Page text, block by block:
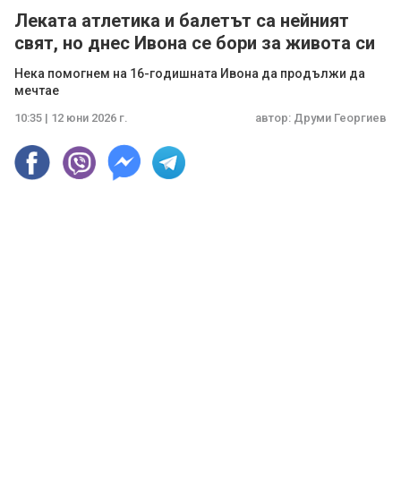
Леката атлетика и балетът са нейният
свят, но днес Ивона се бори за живота си
Нека помогнем на 16-годишната Ивона да продължи да
мечтае
10:35 | 12 юни 2026 г. автор: Друми Георгиев